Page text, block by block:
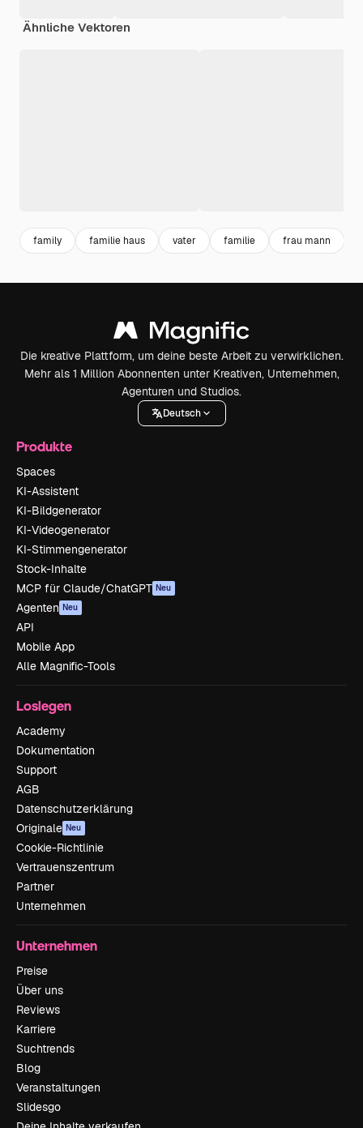
Ähnliche Vektoren
family familie haus vater familie frau mann
Die kreative Plattform, um deine beste Arbeit zu verwirklichen.
Mehr als 1 Million Abonnenten unter Kreativen, Unternehmen,
Agenturen und Studios.
Deutsch
Produkte
Spaces
KI-Assistent
KI-Bildgenerator
KI-Videogenerator
KI-Stimmengenerator
Stock-Inhalte
MCP für Claude/ChatGPT Neu
Agenten Neu
API
Mobile App
Alle Magnific-Tools
Loslegen
Academy
Dokumentation
Support
AGB
Datenschutzerklärung
Originale Neu
Cookie-Richtlinie
Vertrauenszentrum
Partner
Unternehmen
Unternehmen
Preise
Über uns
Reviews
Karriere
Suchtrends
Blog
Veranstaltungen
Slidesgo